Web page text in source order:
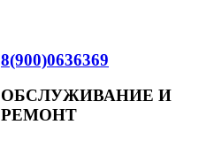
8(900)0636369
ОБСЛУЖИВАНИЕ И
РЕМОНТ